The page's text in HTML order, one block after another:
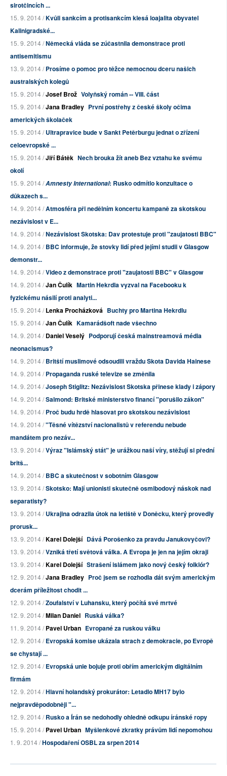
sirotčincích ...
15. 9. 2014 /Kvůli sankcím a protisankcím klesá loajalita obyvatel
Kalinigradské...
15. 9. 2014 /Německá vláda se zúčastnila demonstrace proti
antisemitismu
13. 9. 2014 /Prosíme o pomoc pro těžce nemocnou dceru našich
australských kolegů
15. 9. 2014 /Josef Brož Volyňský román -- VIII. část
15. 9. 2014 /Jana Bradley První postřehy z české školy očima
amerických školaček
15. 9. 2014 /Ultrapravice bude v Sankt Petěrburgu jednat o zřízení
celoevropské ...
15. 9. 2014 /Jiří Bátěk Nech brouka žít aneb Bez vztahu ke svému
okolí
15. 9. 2014 /Amnesty International: Rusko odmítlo konzultace o
důkazech s...
14. 9. 2014 /Atmosféra při nedělním koncertu kampaně za skotskou
nezávislost v E...
14. 9. 2014 /Nezávislost Skotska: Dav protestuje proti "zaujatosti BBC"
14. 9. 2014 /BBC informuje, že stovky lidí před jejími studii v Glasgow
demonstr...
14. 9. 2014 /Video z demonstrace proti "zaujatosti BBC" v Glasgow
14. 9. 2014 /Jan Čulík Martin Hekrdla vyzval na Facebooku k
fyzickému násilí proti analyti...
15. 9. 2014 /Lenka Procházková Buchty pro Martina Hekrdlu
15. 9. 2014 /Jan Čulík Kamarádšoft nade všechno
14. 9. 2014 /Daniel Veselý Podporují česká mainstreamová média
neonacismus?
14. 9. 2014 /Britští muslimové odsoudili vraždu Skota Davida Hainese
14. 9. 2014 /Propaganda ruské televize se změnila
14. 9. 2014 /Joseph Stiglitz: Nezávislost Skotska přinese klady i zápory
14. 9. 2014 /Salmond: Britské ministerstvo financí "porušilo zákon"
14. 9. 2014 /Proč budu hrdě hlasovat pro skotskou nezávislost
14. 9. 2014 /"Těsné vítězství nacionalistů v referendu nebude
mandátem pro nezáv...
13. 9. 2014 /Výraz "Islámský stát" je urážkou naší víry, stěžují si přední
britš...
14. 9. 2014 /BBC a skutečnost v sobotním Glasgow
13. 9. 2014 /Skotsko: Mají unionisti skutečně osmibodový náskok nad
separatisty?
13. 9. 2014 /Ukrajina odrazila útok na letiště v Doněcku, který provedly
prorusk...
13. 9. 2014 /Karel Dolejší Dává Porošenko za pravdu Janukovyčovi?
13. 9. 2014 /Vzniká třetí světová válka. A Evropa je jen na jejím okraji
13. 9. 2014 /Karel Dolejší Strašení islámem jako nový český folklór?
12. 9. 2014 /Jana Bradley Proč jsem se rozhodla dát svým americkým
dcerám příležitost chodit ...
12. 9. 2014 /Zoufalství v Luhansku, který počítá své mrtvé
12. 9. 2014 /Milan Daniel Ruská válka?
11. 9. 2014 /Pavel Urban Evropané za ruskou válku
12. 9. 2014 /Evropská komise ukázala strach z demokracie, po Evropě
se chystají ...
12. 9. 2014 /Evropská unie bojuje proti obřím americkým digitálním
firmám
12. 9. 2014 /Hlavní holandský prokurátor: Letadlo MH17 bylo
nejpravděpodobněji "...
12. 9. 2014 /Rusko a Írán se nedohodly ohledně odkupu íránské ropy
15. 9. 2014 /Pavel Urban Myšlenkové zkratky právům lidí nepomohou
1. 9. 2014 /Hospodaření OSBL za srpen 2014